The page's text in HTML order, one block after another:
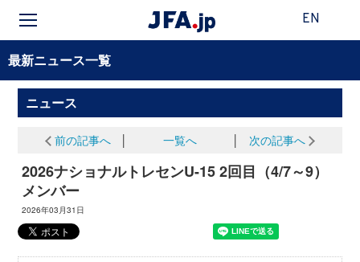
EN
最新ニュース一覧
ニュース
前の記事へ 一覧へ 次の記事へ
2026ナショナルトレセンU-15 2回目（4/7～9）
メンバー
2026年03月31日